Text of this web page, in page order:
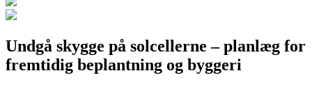
Undgå skygge på solcellerne – planlæg for
fremtidig beplantning og byggeri